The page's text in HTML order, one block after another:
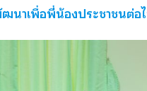
ฒนาเพื่อพี่น้องประชาชนต่อ